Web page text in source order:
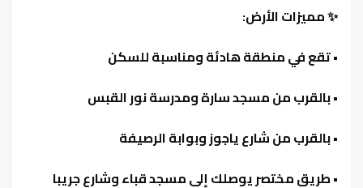
✨ مميزات الأرض:
• تقع في منطقة هادئة ومناسبة للسكن
• بالقرب من مسجد سارة ومدرسة نور القبس
• بالقرب من شارع ياجوز وبوابة الرصيفة
• طريق مختصر يوصلك إلى مسجد قباء وشارع جريبا